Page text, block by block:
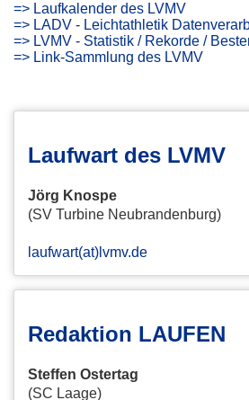
=> Laufkalender des LVMV
=> LADV - Leichtathletik
=> LVMV - Statistik / Rekorde /
=> Link-Sammlung des LVMV
Laufwart des LVMV
Jörg Knospe
(SV Turbine Neubrandenburg)
laufwart(at)lvmv.de
Redaktion LAUFEN
Steffen Ostertag
(SC Laage)